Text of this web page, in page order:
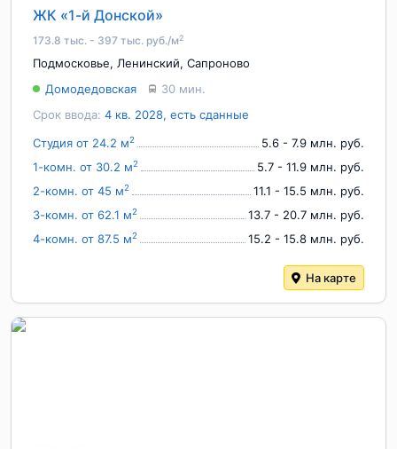
ЖК «1-й Донской»
173.8 тыс. - 397 тыс. руб./м2
Подмосковье, Ленинский, Сапроново
Срок ввода: 4 кв. 2028, есть сданные
Домодедовская 30 мин.
Студия от 24.2 м2
5.6 - 7.9 млн. руб.
1-комн. от 30.2 м2
5.7 - 11.9 млн. руб.
2-комн. от 45 м2
11.1 - 15.5 млн. руб.
3-комн. от 62.1 м2
13.7 - 20.7 млн. руб.
4-комн. от 87.5 м2 15.2 - 15.8 млн. руб.
На карте